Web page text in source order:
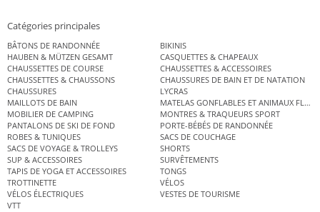
Catégories principales
BÂTONS DE RANDONNÉE
BIKINIS
HAUBEN & MÜTZEN GESAMT
CASQUETTES & CHAPEAUX
CHAUSSETTES DE COURSE
CHAUSSETTES & ACCESSOIRES
CHAUSSETTES & CHAUSSONS
CHAUSSURES DE BAIN ET DE NATATION
CHAUSSURES
LYCRAS
MAILLOTS DE BAIN
MATELAS GONFLABLES ET ANIMAUX
MOBILIER DE CAMPING
MONTRES & TRAQUEURS SPORT
PANTALONS DE SKI DE FOND
PORTE-BÉBÉS DE RANDONNÉE
ROBES & TUNIQUES
SACS DE COUCHAGE
SACS DE VOYAGE & TROLLEYS
SHORTS
SUP & ACCESSOIRES
SURVÊTEMENTS
TAPIS DE YOGA ET ACCESSOIRES
TONGS
TROTTINETTE
VÉLOS
VÉLOS ÉLECTRIQUES
VESTES DE TOURISME
VTT